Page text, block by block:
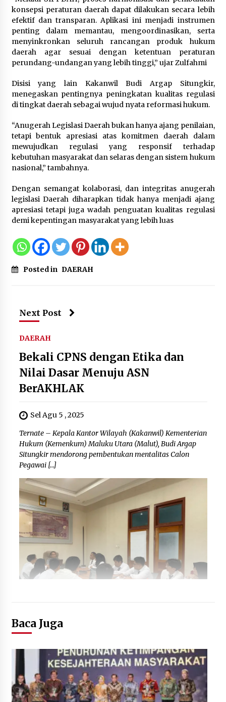
konsepsi peraturan daerah dapat dilakukan secara lebih
efektif dan transparan. Aplikasi ini menjadi instrumen
penting dalam memantau, mengoordinasikan, serta
menyinkronkan seluruh rancangan produk hukum
daerah agar sesuai dengan ketentuan peraturan
perundang-undangan yang lebih tinggi,” ujar Zulfahmi
Disisi yang lain Kakanwil Budi Argap Situngkir,
menegaskan pentingnya peningkatan kualitas regulasi
di tingkat daerah sebagai wujud nyata reformasi hukum.
“Anugerah Legislasi Daerah bukan hanya ajang penilaian,
tetapi bentuk apresiasi atas komitmen daerah dalam
mewujudkan regulasi yang responsif terhadap
kebutuhan masyarakat dan selaras dengan sistem hukum
nasional,” tambahnya.
Dengan semangat kolaborasi, dan integritas anugerah
legislasi Daerah diharapkan tidak hanya menjadi ajang
apresiasi tetapi juga wadah penguatan kualitas regulasi
demi kepentingan masyarakat yang lebih luas
Posted in DAERAH
Next Post
DAERAH
Bekali CPNS dengan Etika dan
Nilai Dasar Menuju ASN
BerAKHLAK
Sel Agu 5 , 2025
Ternate – Kepala Kantor Wilayah (Kakanwil) Kementerian
Hukum (Kemenkum) Maluku Utara (Malut), Budi Argap
Situngkir mendorong pembentukan mentalitas Calon
Pegawai […]
Baca Juga